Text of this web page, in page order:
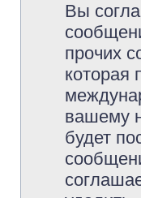
Вы
прочих
которая
вашему
будет